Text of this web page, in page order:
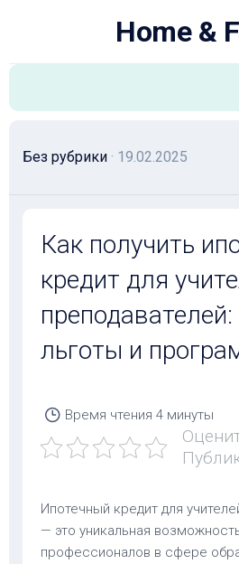
Home &
Без рубрики · 19.02.2025
Как получить
кредит для
льготы и
Время чтения 4 минуты
Ипотечный кредит для
— это уникальная
профессионалов в сфере